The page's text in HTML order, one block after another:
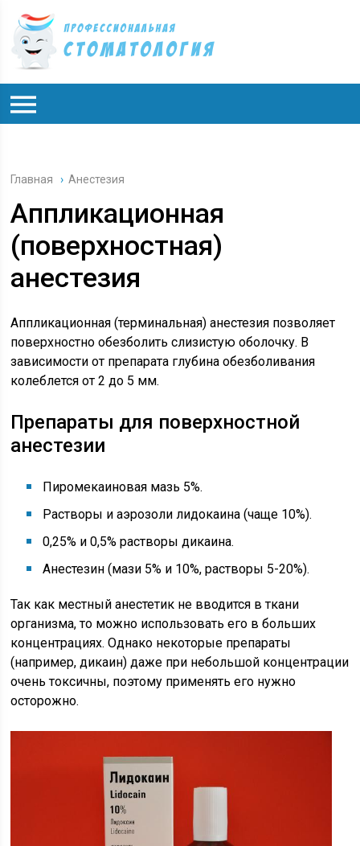
Главная › Анестезия
Аппликационная
(поверхностная)
анестезия
Аппликационная (терминальная) анестезия позволяет
поверхностно обезболить слизистую оболочку. В
зависимости от препарата глубина обезболивания
колеблется от 2 до 5 мм.
Препараты для поверхностной
анестезии
Пиромекаиновая мазь 5%.
Растворы и аэрозоли лидокаина (чаще 10%).
0,25% и 0,5% растворы дикаина.
Анестезин (мази 5% и 10%, растворы 5-20%).
Так как местный анестетик не вводится в ткани
организма, то можно использовать его в больших
концентрациях. Однако некоторые препараты
(например, дикаин) даже при небольшой концентрации
очень токсичны, поэтому применять его нужно
осторожно.